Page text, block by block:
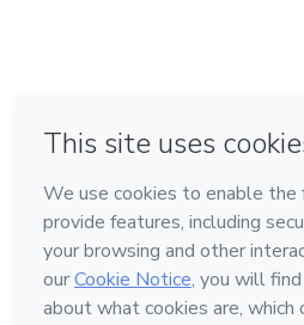
Feito com ❤ em Bogotá
Conheça a Hotmart